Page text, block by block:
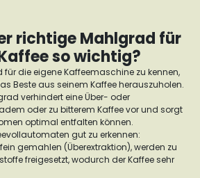
richtige Mahlgrad für
so wichtig?
die eigene Kaffeemaschine zu kennen,
Beste aus seinem Kaffee herauszuholen.
verhindert eine Über- oder
oder zu bitterem Kaffee vor und sorgt
optimal entfalten können.
gut zu erkennen:
gemahlen (Überextraktion), werden zu
freigesetzt, wodurch der Kaffee sehr